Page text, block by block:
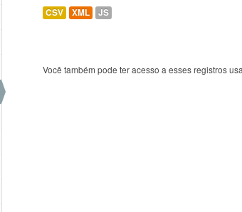
CSV XML JS
Você também pode ter acesso a esses registros